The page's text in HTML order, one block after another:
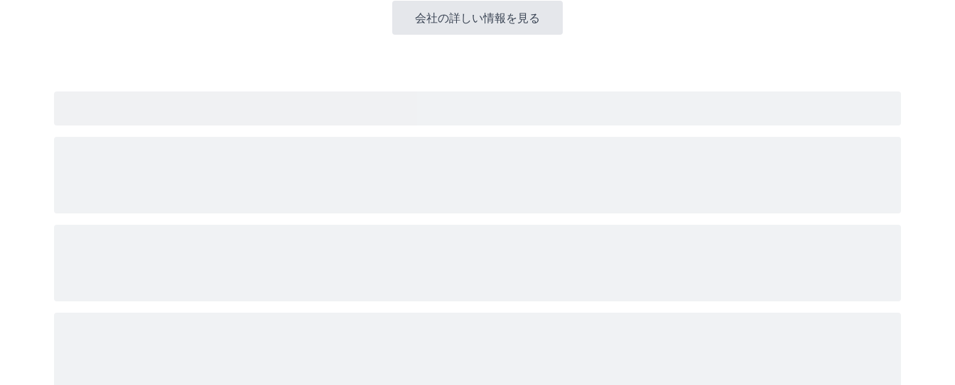
会社の詳しい情報を見る